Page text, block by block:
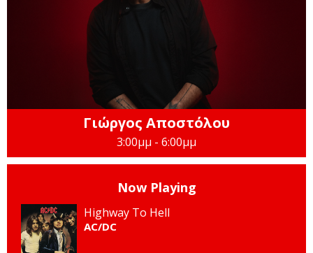
Γιώργος Αποστόλου
3:00μμ - 6:00μμ
Now Playing
Highway To Hell
AC/DC